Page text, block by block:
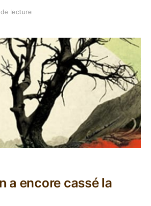
Mais j'ai toujours été un peu
lecture
a encore cassé la